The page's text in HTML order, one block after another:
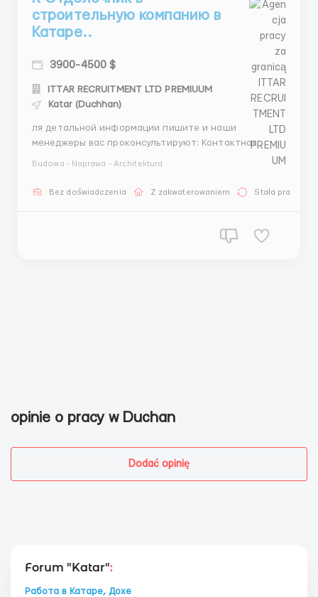
строительную компанию в
Катаре..
3900-4500 $
ITTAR RECRUITMENT LTD PREMIUUM
Katar (Duchhan)
ля детальной информации пишите и наши
менеджеры вас проконсультируют: Контактная
Telegram: +44 7535 843352 @Zueva_Alexandra ❗️ С
Budowa - Naprawa - Architektura
Bez doświadczenia Z zakwaterowaniem Stała praca
opinie o pracy w Duchan
Dodać opinię
Forum "Katar":
Работа в Катаре, Дохе